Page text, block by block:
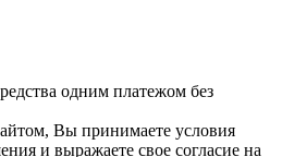
одним платежом без
Вы принимаете условия
и выражаете свое согласие на